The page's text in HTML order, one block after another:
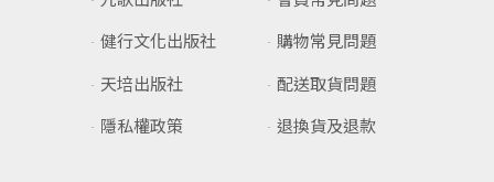
健行文化出版社
天培出版社
隱私權政策
購物常見問題
配送取貨問題
退換貨及退款